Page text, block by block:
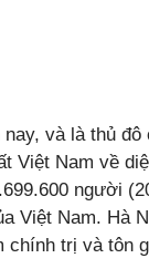
và là thủ
Việt Nam về
người
Việt Nam. Hà
trị và tôn